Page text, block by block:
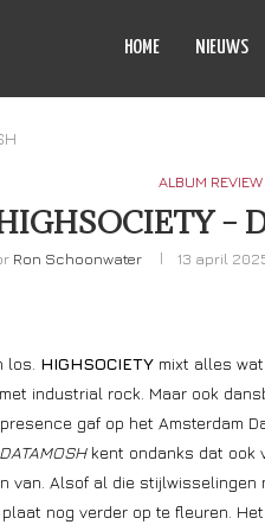
HOME NIEUWS
ALBUM REVIEW
–
Ron Schoonwater 13 april
los. HIGHSOCIETY mixt alles
industrial rock. Maar ook
gaf op het Amsterdam
DATAMOSHkent ondanks dat ook
van. Alsof al die stijlwisselingen
nog verder op te fleuren.